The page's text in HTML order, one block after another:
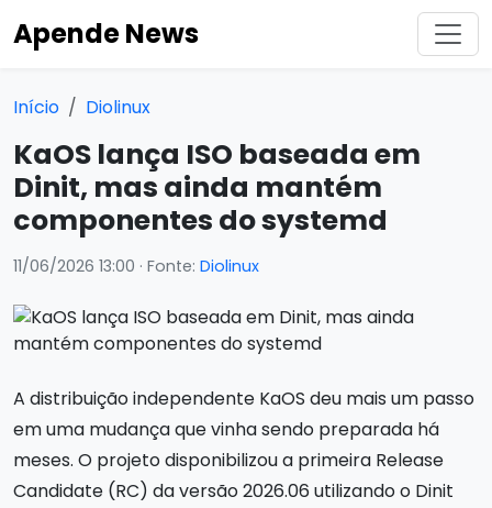
Apende News
Início Diolinux
KaOS lança ISO baseada em
Dinit, mas ainda mantém
componentes do systemd
11/06/2026 13:00 · Fonte: Diolinux
A distribuição independente KaOS deu mais um passo
em uma mudança que vinha sendo preparada há
meses. O projeto disponibilizou a primeira Release
Candidate (RC) da versão 2026.06 utilizando o Dinit